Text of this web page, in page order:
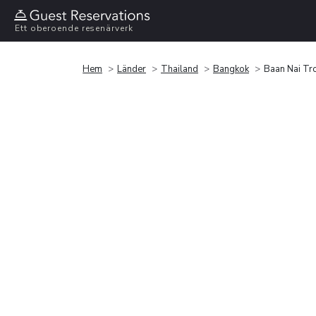
Ett oberoende resenärverk
Hem Länder Thailand Bangkok Baan Nai